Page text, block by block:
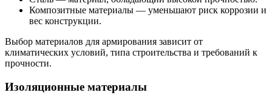
Композитные материалы — уменьшают риск коррозии и
вес конструкции.
Выбор материалов для армирования зависит от
климатических условий, типа строительства и требований к
прочности.
Изоляционные материалы